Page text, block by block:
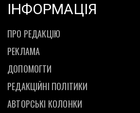
ІНФОРМАЦІЯ
ПРО РЕДАКЦІЮ
РЕКЛАМА
ДОПОМОГТИ
РЕДАКЦІЙНІ ПОЛІТИКИ
АВТОРСЬКІ КОЛОНКИ